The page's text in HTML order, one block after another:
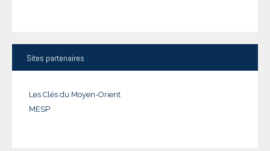
Sites partenaires
Les Clés du Moyen-Orient
MESP